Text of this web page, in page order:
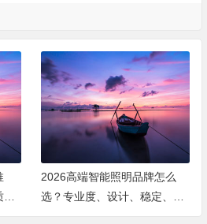
度
2026高端智能照明品牌怎么
选？专业度、设计、稳定、服
务四大维度深度盘点